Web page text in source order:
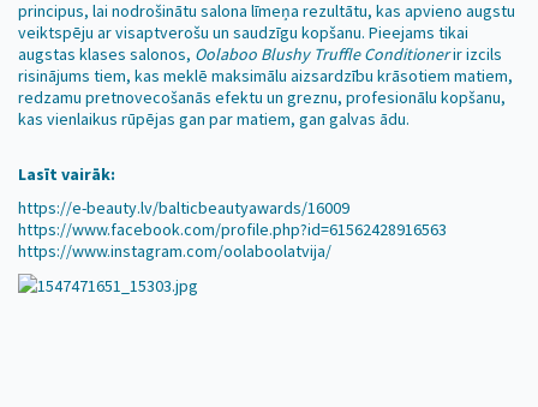
principus, lai nodrošinātu salona līmeņa rezultātu, kas apvieno augstu
veiktspēju ar visaptverošu un saudzīgu kopšanu. Pieejams tikai
augstas klases salonos, Oolaboo Blushy Truffle Conditionerir izcils
risinājums tiem, kas meklē maksimālu aizsardzību krāsotiem matiem,
redzamu pretnovecošanās efektu un greznu, profesionālu kopšanu,
kas vienlaikus rūpējas gan par matiem, gan galvas ādu.
Lasīt vairāk:
https://e-beauty.lv/balticbeautyawards/16009
https://www.facebook.com/profile.php?id=61562428916563
https://www.instagram.com/oolaboolatvija/